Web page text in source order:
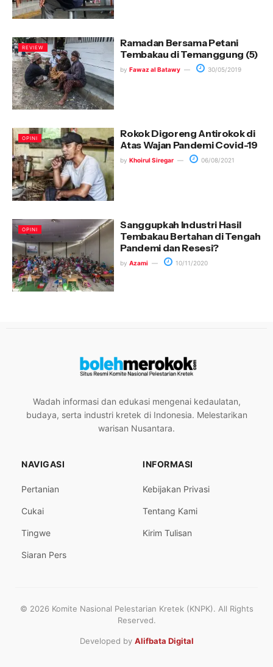
REVIEW
Ramadan Bersama Petani
Tembakau di Temanggung (5)
by Fawaz al Batawy 30/05/2019
OPINI
Rokok Digoreng Antirokok di
Atas Wajan Pandemi Covid-19
by Khoirul Siregar 06/08/2021
OPINI
Sanggupkah Industri Hasil
Tembakau Bertahan di Tengah
Pandemi dan Resesi?
by Azami 10/11/2020
Wadah informasi dan edukasi mengenai kedaulatan,
budaya, serta industri kretek di Indonesia. Melestarikan
warisan Nusantara.
NAVIGASI
Pertanian
Cukai
Tingwe
Siaran Pers
INFORMASI
Kebijakan Privasi
Tentang Kami
Kirim Tulisan
© 2026 Komite Nasional Pelestarian Kretek (KNPK). All Rights
Reserved.
Developed by Alifbata Digital